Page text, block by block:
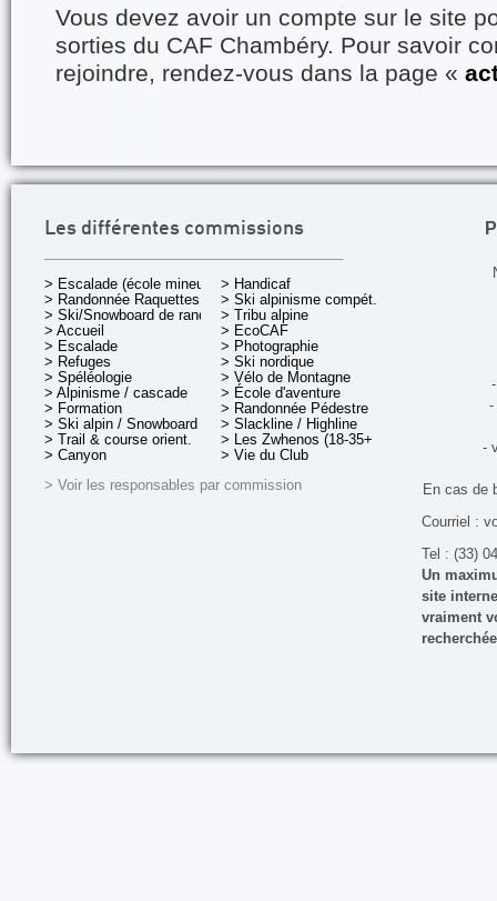
Vous devez avoir un compte sur le site
sorties du CAF Chambéry. Pour savoir
rejoindre, rendez-vous dans la page «
Les différentes commissions
> Escalade (école mineurs)
> Randonnée Raquettes
> Ski/Snowboard de rando.
> Accueil
> Escalade
> Refuges
> Spéléologie
> Alpinisme / cascade
> Formation
> Ski alpin / Snowboard
> Trail & course orient.
> Canyon
> Handicaf
> Ski alpinisme compét.
> Tribu alpine
> EcoCAF
> Photographie
> Ski nordique
> Vélo de Montagne
> École d'aventure
> Randonnée Pédestre
> Slackline / Highline
> Les Zwhenos (18-35+ ans)
> Vie du Club
> Voir les responsables par commission
-
-
En cas de
Courriel :
Tel : (33)
Un
site
vraiment